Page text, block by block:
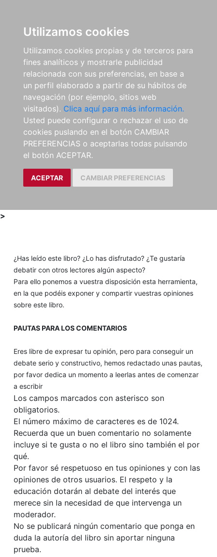
Utilizamos cookies
Utilizamos cookies propias y de terceros para
fines analíticos y mostrarle publicidad
relacionada con sus preferencias, en base a
un perfil elaborado a partir de su hábitos de
navegación (por ejemplo, sitios web
visitados). Clica aquí para más información.
Usted puede configurar o rechazar el uso de
cookies puslando en el botón CAMBIAR
PREFERENCIAS o aceptarlas todas pulsando
el botón ACEPTAR.
ACEPTAR CAMBIAR PREFERENCIAS
>
¿Has leído este libro? ¿Lo has disfrutado? ¿Te gustaría
debatir con otros lectores algún aspecto?
Para ello ponemos a vuestra disposición esta herramienta,
en la que podéis exponer y compartir vuestras opiniones
sobre este libro.
PAUTAS PARA LOS COMENTARIOS
Eres libre de expresar tu opinión, pero para conseguir un
debate serio y constructivo, hemos redactado unas pautas,
por favor dedica un momento a leerlas antes de comenzar
a escribir
Los campos marcados con asterisco son
obligatorios.
El número máximo de caracteres es de 1024.
Recuerda que un buen comentario no solamente
incluye si te gusta o no el libro sino también el por
qué.
Por favor sé respetuoso en tus opiniones y con las
opiniones de otros usuarios. El respeto y la
educación dotarán al debate del interés que
merece sin la necesidad de que intervenga un
moderador.
No se publicará ningún comentario que ponga en
duda la autoría del libro sin aportar ninguna
prueba.